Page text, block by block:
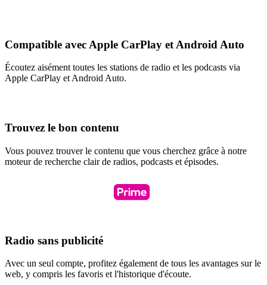
Compatible avec Apple CarPlay et Android Auto
Écoutez aisément toutes les stations de radio et les podcasts via
Apple CarPlay et Android Auto.
Trouvez le bon contenu
Vous pouvez trouver le contenu que vous cherchez grâce à notre
moteur de recherche clair de radios, podcasts et épisodes.
Radio sans publicité
Avec un seul compte, profitez également de tous les avantages sur le
web, y compris les favoris et l'historique d'écoute.